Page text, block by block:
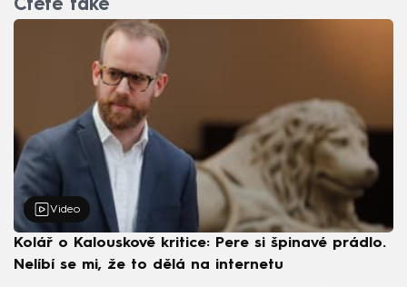
Čtěte také
Video
Kolář o Kalouskově kritice: Pere si špinavé prádlo.
Nelíbí se mi, že to dělá na internetu